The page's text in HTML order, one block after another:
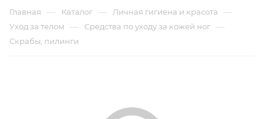
Главная — Каталог — Личная гигиена и красота —
Уход за телом — Средства по уходу за кожей ног —
Скрабы, пилинги